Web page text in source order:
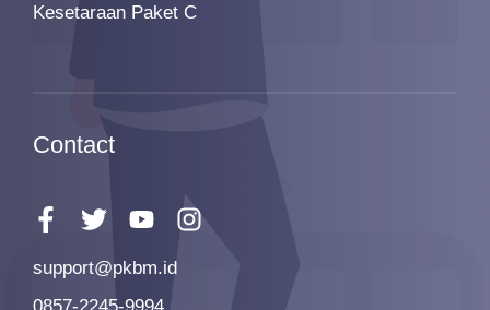
Kesetaraan Paket C
Contact
support@pkbm.id